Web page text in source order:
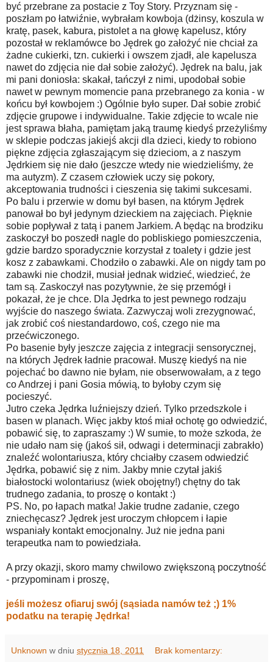
być przebrane za postacie z Toy Story. Przyznam się -
poszłam po łatwiźnie, wybrałam kowboja (dżinsy, koszula w
kratę, pasek, kabura, pistolet a na głowę kapelusz, który
pozostał w reklamówce bo Jędrek go założyć nie chciał za
żadne cukierki, tzn. cukierki i owszem zjadł, ale kapelusza
nawet do zdjęcia nie dał sobie założyć). Jędrek na balu, jak
mi pani doniosła: skakał, tańczył z nimi, upodobał sobie
nawet w pewnym momencie pana przebranego za konia - w
końcu był kowbojem :) Ogólnie było super. Dał sobie zrobić
zdjęcie grupowe i indywidualne. Takie zdjęcie to wcale nie
jest sprawa błaha, pamiętam jaką traumę kiedyś przeżyliśmy
w sklepie podczas jakiejś akcji dla dzieci, kiedy to robiono
piękne zdjęcia zgłaszającym się dzieciom, a z naszym
Jędrkiem się nie dało (jeszcze wtedy nie wiedzieliśmy, że
ma autyzm). Z czasem człowiek uczy się pokory,
akceptowania trudności i cieszenia się takimi sukcesami.
Po balu i przerwie w domu był basen, na którym Jędrek
panował bo był jedynym dzieckiem na zajęciach. Pięknie
sobie popływał z tatą i panem Jarkiem. A będąc na brodziku
zaskoczył bo poszedł nagle do pobliskiego pomieszczenia,
gdzie bardzo sporadycznie korzystał z toalety i gdzie jest
kosz z zabawkami. Chodziło o zabawki. Ale on nigdy tam po
zabawki nie chodził, musiał jednak widzieć, wiedzieć, że
tam są. Zaskoczył nas pozytywnie, że się przemógł i
pokazał, że je chce. Dla Jędrka to jest pewnego rodzaju
wyjście do naszego świata. Zazwyczaj woli zrezygnować,
jak zrobić coś niestandardowo, coś, czego nie ma
przećwiczonego.
Po basenie były jeszcze zajęcia z integracji sensorycznej,
na których Jędrek ładnie pracował. Muszę kiedyś na nie
pojechać bo dawno nie byłam, nie obserwowałam, a z tego
co Andrzej i pani Gosia mówią, to byłoby czym się
pocieszyć.
Jutro czeka Jędrka luźniejszy dzień. Tylko przedszkole i
basen w planach. Więc jakby ktoś miał ochotę go odwiedzić,
pobawić się, to zapraszamy :) W sumie, to może szkoda, że
nie udało nam się (jakoś sił, odwagi i determinacji zabrakło)
znaleźć wolontariusza, który chciałby czasem odwiedzić
Jędrka, pobawić się z nim. Jakby mnie czytał jakiś
białostocki wolontariusz (wiek obojętny!) chętny do tak
trudnego zadania, to proszę o kontakt :)
PS. No, po łapach matka! Jakie trudne zadanie, czego
zniechęcasz? Jędrek jest uroczym chłopcem i łapie
wspaniały kontakt emocjonalny. Już nie jedna pani
terapeutka nam to powiedziała.
A przy okazji, skoro mamy chwilowo zwiększoną poczytność
- przypominam i proszę,
jeśli możesz ofiaruj swój (sąsiada namów też ;) 1%
podatku na terapię Jędrka!
Unknown w dniu stycznia 18, 2011 Brak komentarzy: